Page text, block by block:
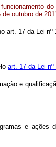
outubro de 2011.
17 da Lei nº
art. 17 da Lei nº
e
e ações